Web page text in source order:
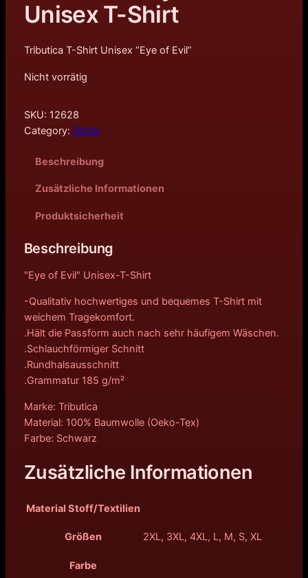
Unisex T-Shirt
Tributica T-Shirt Unisex “Eye of Evil”
Nicht vorrätig
SKU: 12628
Category: Shirts
Beschreibung
Zusätzliche Informationen
Produktsicherheit
Beschreibung
"Eye of Evil" Unisex-T-Shirt
-Qualitativ hochwertiges und bequemes T-Shirt mit
weichem Tragekomfort.
.Hält die Passform auch nach sehr häufigem Wäschen.
.Schlauchförmiger Schnitt
.Rundhalsausschnitt
.Grammatur 185 g/m²
Marke: Tributica
Material: 100% Baumwolle (Oeko-Tex)
Farbe: Schwarz
Zusätzliche Informationen
Material Stoff/Textilien
Größen 2XL, 3XL, 4XL, L, M, S, XL
Farbe